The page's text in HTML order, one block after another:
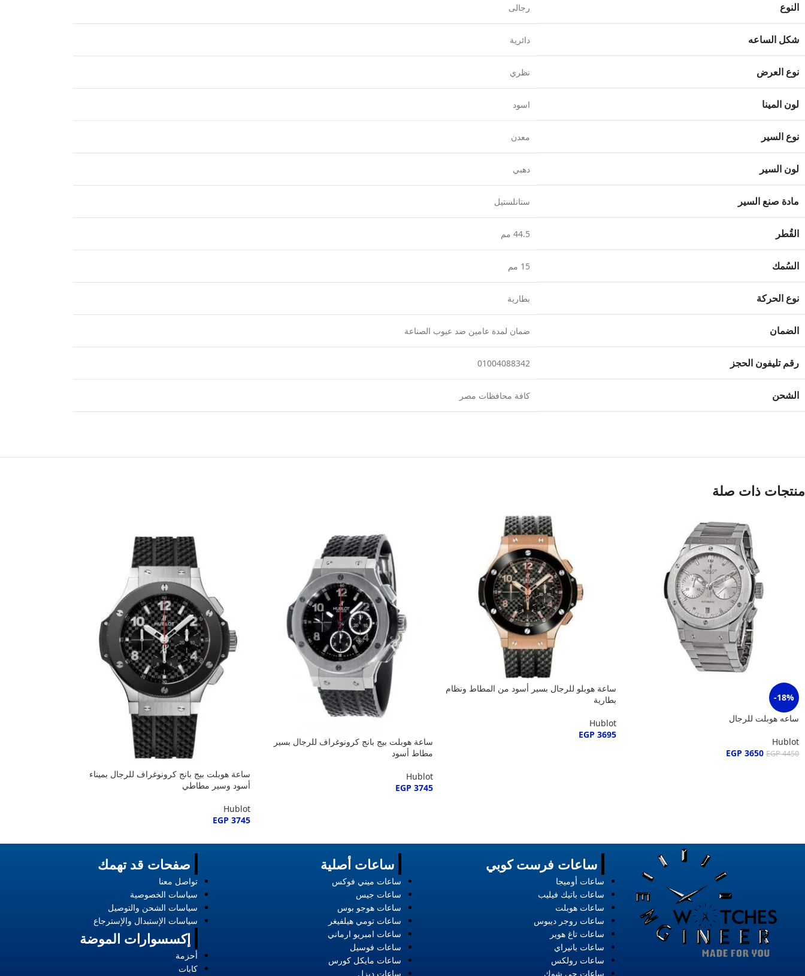
النوع رجالى
شكل الساعه دائرية
نوع العرض نظري
لون المينا اسود
نوع السير معدن
لون السير دهبي
مادة صنع السير ستانلستيل
القُطر 44.5 مم
السُمك 15 مم
نوع الحركة بطارية
الضمان ضمان لمدة عامين ضد عيوب الصناعة
رقم تليفون الحجز 01004088342
الشحن كافة محافظات مصر
منتجات ذات صلة
-18%
ساعه هوبلت للرجال
Hublot
EGP4450
EGP 3650
ساعة هوبلو للرجال بسير أسود من المطاط ونظام
بطارية
Hublot
EGP 3695
ساعة هوبلت بيج بانج كرونوغراف للرجال بسير
مطاط أسود
Hublot
EGP 3745
ساعة هوبلت بيج بانج كرونوغراف للرجال بميناء
أسود وسير مطاطي
Hublot
EGP 3745
صفحات قد تهمك
تواصل معنا
سياسات الخصوصية
سياسات الشحن والتوصيل
سياسات الإستبدال والإسترجاع
إكسسوارات الموضة
أحزمة
كابات
ساعات أصلية
ساعات ميني فوكس
ساعات جيس
ساعات هوجو بوس
ساعات تومي هيلفيغر
ساعات امبريو ارماني
ساعات فوسيل
ساعات مايكل كورس
ساعات ديزل
ساعات فرست كوبي
ساعات أوميجا
ساعات باتيك فيليب
ساعات هوبلت
ساعات روجر ديبوس
ساعات تاغ هوير
ساعات بانيراي
ساعات رولكس
ساعات جي شوك